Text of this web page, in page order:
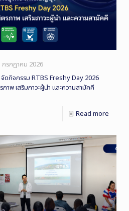
กรกฎาคม 2026
ดกิจกรรม RTBS Freshy Day 2026
าพ เสริมภาวะผู้นำ และความสามัคคี
Read more